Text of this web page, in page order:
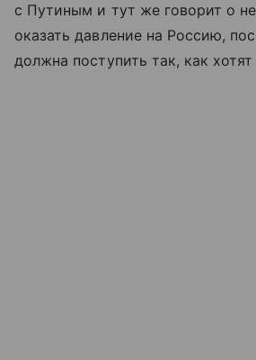
с Путиным и тут же говорит о
оказать давление на Россию,
должна поступить так, как